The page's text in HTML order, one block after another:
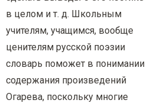
в целом и т. д. Школьным
учителям, учащимся, вообще
ценителям русской поэзии
словарь поможет в понимании
содержания произведений
Огарева, поскольку многие